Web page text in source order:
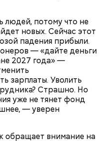
людей, потому что не
новых. Сейчас этот
падения прибыли.
— «дайте деньги
2027 года» —
зарплаты. Уволить
Страшно. Но
уже не тянет фонд
— уверен
обращает внимание на